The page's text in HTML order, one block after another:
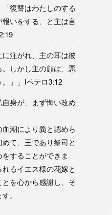
復讐はわたしのする
いをする、と主は言
注がれ、主の耳は彼
しかし主の顔は、悪
」」Iペテロ3:12
身が、まず悔い改め
潮により義と認めら
て、王であり祭司と
することができま
るイエス様の花嫁と
を心から感謝し、そ
。